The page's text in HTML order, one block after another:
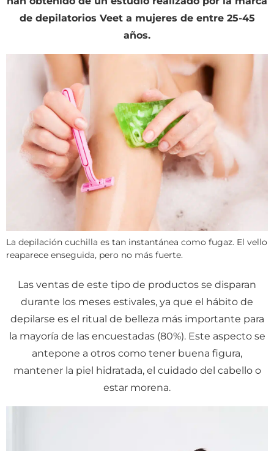
de depilatorios Veet a mujeres de entre 25-45
años.
La depilación cuchilla es tan instantánea como fugaz. El vello
reaparece enseguida, pero no más fuerte.
Las ventas de este tipo de productos se disparan
durante los meses estivales, ya que el hábito de
depilarse es el ritual de belleza más importante para
la mayoría de las encuestadas (80%). Este aspecto se
antepone a otros como tener buena figura,
mantener la piel hidratada, el cuidado del cabello o
estar morena.